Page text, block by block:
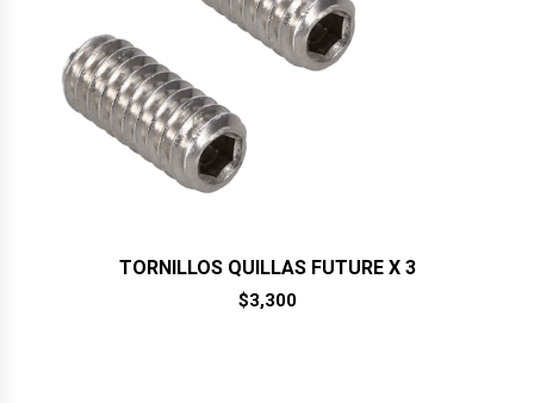
TORNILLOS QUILLAS FUTURE X 3
$3,300